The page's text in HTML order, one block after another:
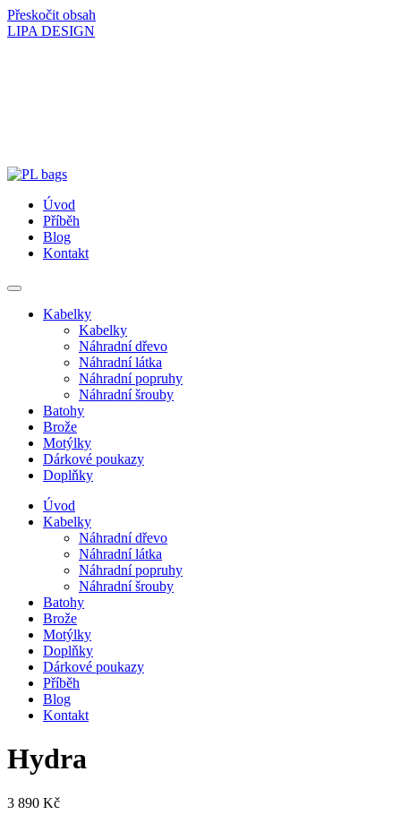
Přeskočit obsah
LIPA DESIGN
Úvod
Příběh
Blog
Kontakt
Kabelky
Kabelky
Náhradní dřevo
Náhradní látka
Náhradní popruhy
Náhradní šrouby
Batohy
Brože
Motýlky
Dárkové poukazy
Doplňky
Úvod
Kabelky
Náhradní dřevo
Náhradní látka
Náhradní popruhy
Náhradní šrouby
Batohy
Brože
Motýlky
Doplňky
Dárkové poukazy
Příběh
Blog
Kontakt
Hydra
3 890 Kč